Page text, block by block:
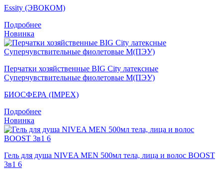
Essity (ЭВОКОМ)
Подробнее
Новинка
Перчатки хозяйственные BIG City латексные
Суперчувствительные фиолетовые M(ПЭУ)
БИОСФЕРА (IMPEX)
Подробнее
Новинка
Гель для душа NIVEA MEN 500мл тела, лица и волос BOOST
3в1 6